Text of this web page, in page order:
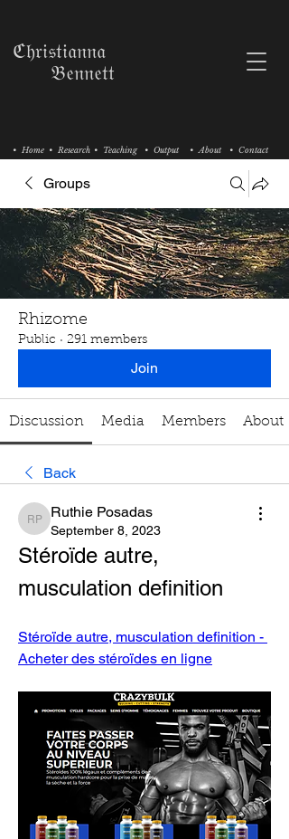
• Research • Teaching
• Home • Output • About • Contact
ℭ𝔥𝔯𝔦𝔰𝔱𝔦𝔞𝔫𝔫𝔞
𝔅𝔢𝔫𝔫𝔢𝔱𝔱
Groups
Rhizome
Public · 291 members
Join
Discussion Media Members About
Back
Ruthie Posadas
Ruthie Posadas
September 8, 2023
Stéroïde autre,
musculation definition
Stéroïde autre, musculation definition -
Acheter des stéroïdes en ligne